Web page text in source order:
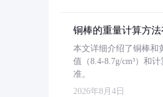
铜棒的重量计算方
本文详细介绍了铜棒和
值（8.4-8.7g/cm³）和
准。
2026年8月4日